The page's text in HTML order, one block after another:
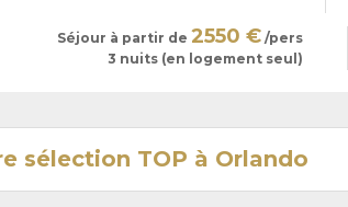
Séjour à partir de 2550 €/pers
3 nuits (en logement seul)
sélection TOP à Orlando